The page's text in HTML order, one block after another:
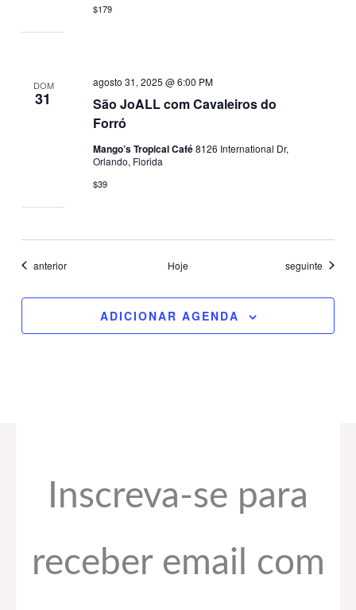
$179
DOM
31
São JoALL com Cavaleiros do
Forró
agosto 31, 2025 @ 6:00 PM
Mango’s Tropical Café8126 International Dr,
Orlando, Florida
$39
Eventos
anterior Hoje Eventos
seguinte
ADICIONAR AGENDA
Inscreva-se para
receber email com